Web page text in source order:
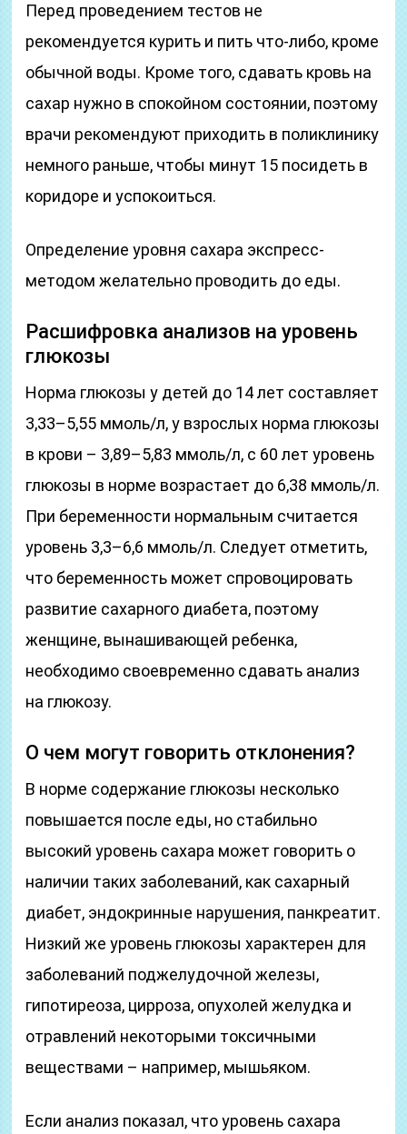
Перед проведением тестов не
рекомендуется курить и пить что-либо, кроме
обычной воды. Кроме того, сдавать кровь на
сахар нужно в спокойном состоянии, поэтому
врачи рекомендуют приходить в поликлинику
немного раньше, чтобы минут 15 посидеть в
коридоре и успокоиться.
Определение уровня сахара экспресс-
методом желательно проводить до еды.
Расшифровка анализов на уровень
глюкозы
Норма глюкозы у детей до 14 лет составляет
3,33–5,55 ммоль/л, у взрослых норма глюкозы
в крови – 3,89–5,83 ммоль/л, с 60 лет уровень
глюкозы в норме возрастает до 6,38 ммоль/л.
При беременности нормальным считается
уровень 3,3–6,6 ммоль/л. Следует отметить,
что беременность может спровоцировать
развитие сахарного диабета, поэтому
женщине, вынашивающей ребенка,
необходимо своевременно сдавать анализ
на глюкозу.
О чем могут говорить отклонения?
В норме содержание глюкозы несколько
повышается после еды, но стабильно
высокий уровень сахара может говорить о
наличии таких заболеваний, как сахарный
диабет, эндокринные нарушения, панкреатит.
Низкий же уровень глюкозы характерен для
заболеваний поджелудочной железы,
гипотиреоза, цирроза, опухолей желудка и
отравлений некоторыми токсичными
веществами – например, мышьяком.
Если анализ показал, что уровень сахара